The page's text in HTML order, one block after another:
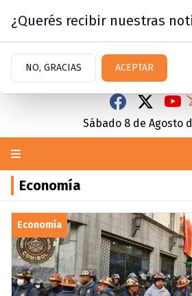
Sábado 8 de Agosto
Economía
Economía
¿Querés recibir nuestras
NO, GRACIAS ACEPTAR